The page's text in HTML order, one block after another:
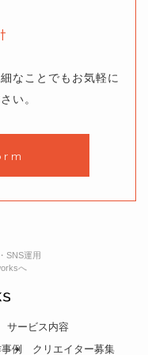
なことでもお気軽に
い。
SNS運用
へ
サービス内容
例 クリエイター募集